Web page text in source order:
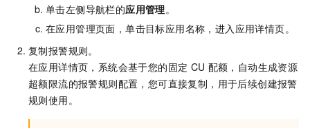
单击左侧导航栏的应用管理。
在应用管理页面，单击目标应用名称，进入应用详情页。
复制报警规则。
在应用详情页，系统会基于您的固定 CU 配额，自动生成资源
超额限流的报警规则配置，您可直接复制，用于后续创建报警
规则使用。